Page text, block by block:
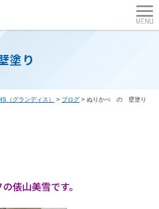
塗り
（グランディス） > ブログ > ぬりかべ の 壁塗り
俵山美雪です。